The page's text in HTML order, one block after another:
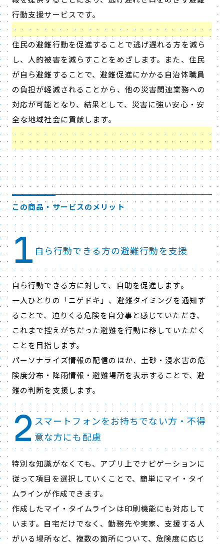
行動支援サービスです。
住民の避難行動を促進することで逃げ遅れる方を減ら
し、人的被害を減らすことをめざします。また、住民
が自ら避難することで、避難促進にかかる自治体職員
の負担が軽減されることから、他の災害関連業務への
対応が可能となり、結果として、災害に強い安心・安
全な地域社会に貢献します。
この商品・サービスのメリット
1 自ら行動できる方の避難行動を支援
自ら行動できる方に対して、自助を促進します。
一人ひとりの「ニゲドキ」、避難タイミングを通知す
ることで、迫りくる危険を自分事と感じていただき、
これまで控えがちだった避難を行動に移していただく
ことを目指します。
パーソナライズ情報の配信のほか、土砂・浸水害の危
険度分布・降雨情報・避難場所を表示することで、避
難の判断を支援します。
2 スマートフォンをお持ちでない方・不得
意な方にも配慮
特別な知識がなくても、アプリ上でナビゲーションに
従って項目を選択していくことで、簡単にマイ・タイ
ムラインが作成できます。
作成したマイ・タイムラインは印刷機能にも対応して
います。自宅だけでなく、勤務先や実家、支援する人
がいる場所など、複数の箇所について、危険度に応じ